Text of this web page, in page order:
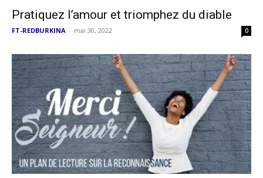
Pratiquez l’amour et triomphez du diable
FT-REDBURKINA - mai 30, 2022 0